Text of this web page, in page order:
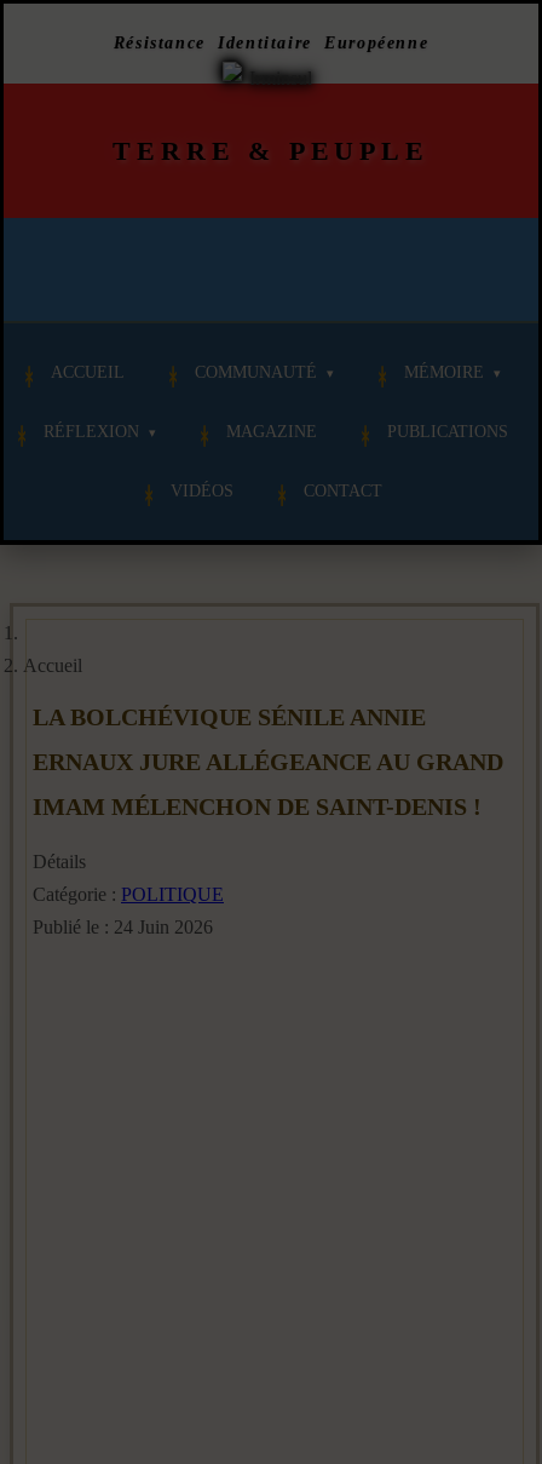
Résistance Identitaire Européenne
TERRE & PEUPLE
ACCUEIL COMMUNAUTÉ MÉMOIRE
RÉFLEXION MAGAZINE PUBLICATIONS
VIDÉOS CONTACT
Accueil
LA BOLCHÉVIQUE SÉNILE ANNIE
ERNAUX JURE ALLÉGEANCE AU GRAND
IMAM MÉLENCHON DE SAINT-DENIS !
Détails
Catégorie : POLITIQUE
Publié le : 24 Juin 2026